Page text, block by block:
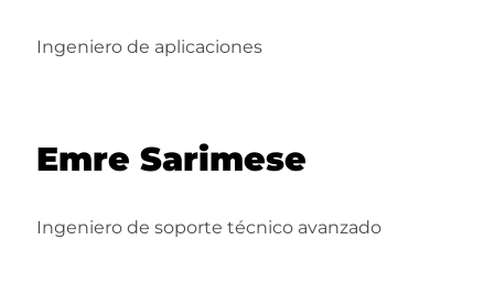
Ingeniero de aplicaciones
Emre Sarimese
Ingeniero de soporte técnico avanzado